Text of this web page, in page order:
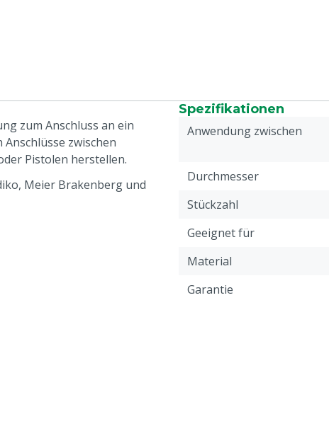
zum Anschluss an ein
zwischen
Pistolen herstellen.
Meier Brakenberg und
Spezifikationen
Anwendung zwischen
Durchmesser
Stückzahl
Geeignet für
Material
Garantie